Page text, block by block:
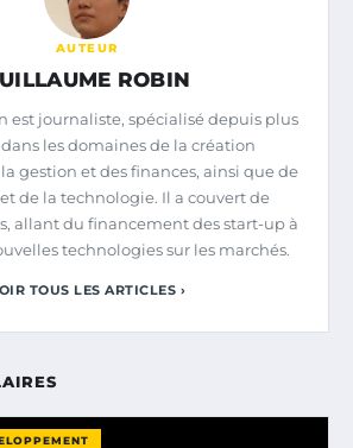
AUTEUR
ROBIN
est journaliste, spécialisé depuis plus
les domaines de la création
gestion et des finances, ainsi que de
de la technologie. Il a couvert de
allant du financement des start-up à
technologies sur les marchés.
TOUS LES ARTICLES ›